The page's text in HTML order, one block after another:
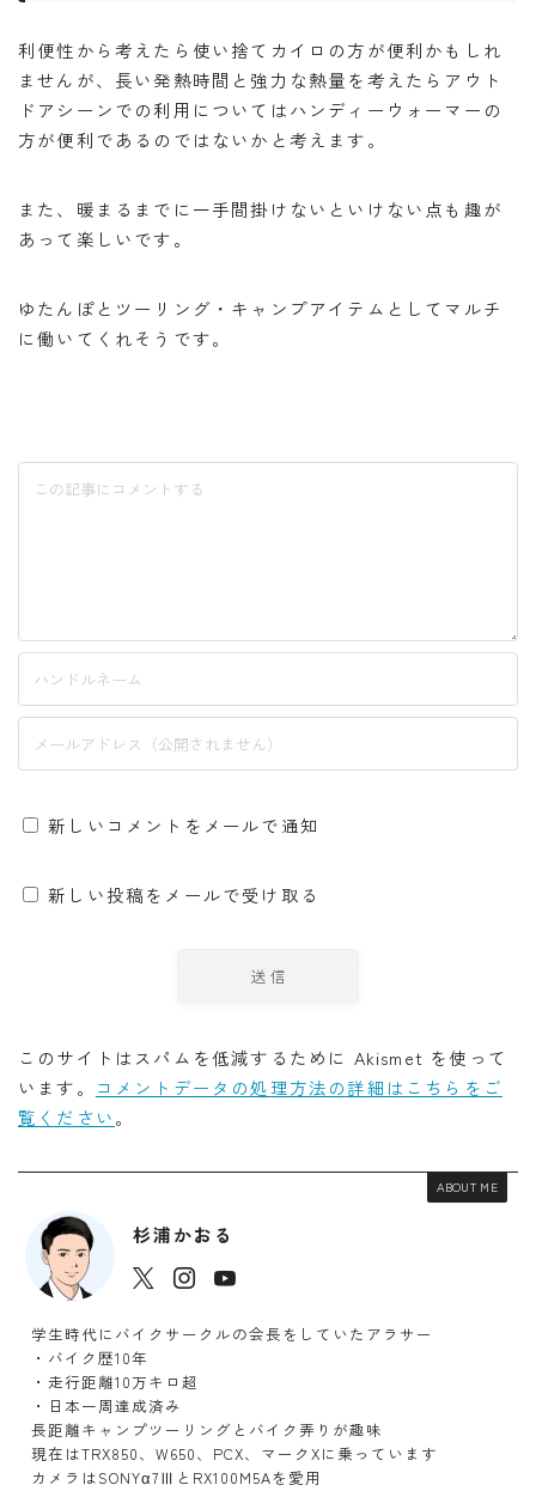
利便性から考えたら使い捨てカイロの方が便利かもしれ
ませんが、長い発熱時間と強力な熱量を考えたらアウト
ドアシーンでの利用についてはハンディーウォーマーの
方が便利であるのではないかと考えます。
また、暖まるまでに一手間掛けないといけない点も趣が
あって楽しいです。
ゆたんぽとツーリング・キャンプアイテムとしてマルチ
に働いてくれそうです。
新しいコメントをメールで通知
新しい投稿をメールで受け取る
このサイトはスパムを低減するために Akismet を使って
います。
コメントデータの処理方法の詳細はこちらをご
覧ください。
ABOUT ME
杉浦かおる
学生時代にバイクサークルの会長をしていたアラサー
・バイク歴10年
・走行距離10万キロ超
・日本一周達成済み
長距離キャンプツーリングとバイク弄りが趣味
現在はTRX850、W650、PCX、マークXに乗っています
カメラはSONYα7ⅢとRX100M5Aを愛用